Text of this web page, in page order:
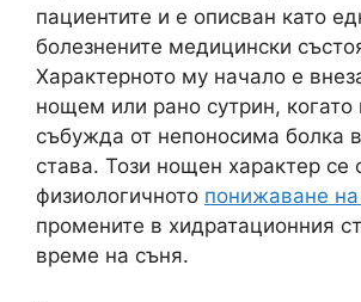
пациентите и е описван като
болезнените медицински
Характерното му начало е
нощем или рано сутрин, когато
събужда от непоносима болка в
става. Този нощен характер се
физиологичното понижаване на
промените в хидратационния
време на съня.